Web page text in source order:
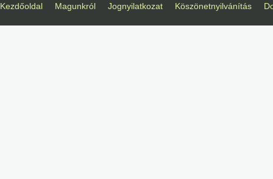
Kezdőoldal Magunkról Jognyilatkozat Köszönetnyilvánítás